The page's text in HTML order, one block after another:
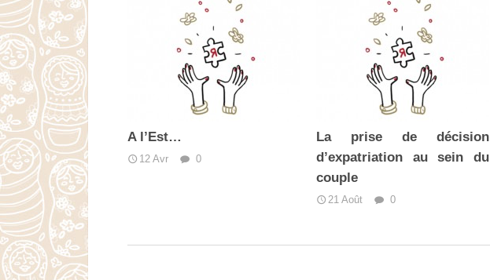
A l’Est…
12 Avr 0
La prise de décision
d’expatriation au sein du
couple
21 Août 0